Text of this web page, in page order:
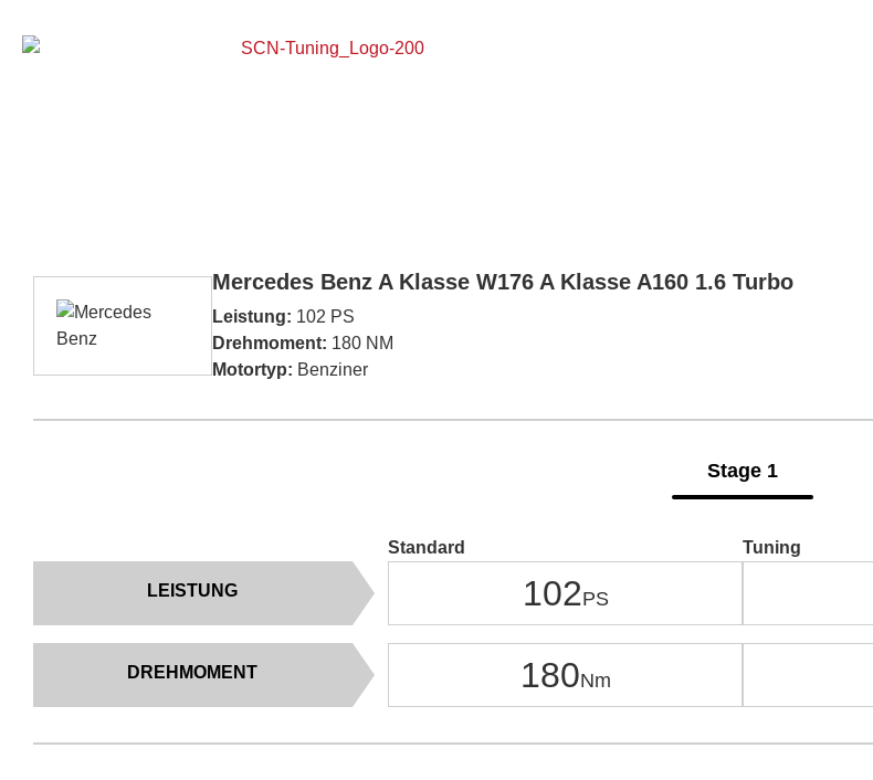
Mercedes Benz A Klasse W176 A Klasse A160 1.6 Turbo
Leistung: 102 PS
Drehmoment: 180 NM
Motortyp: Benziner
Stage 1
LEISTUNG
DREHMOMENT
Standard
102
180
Tuning